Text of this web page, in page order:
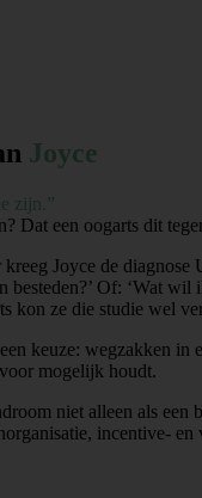
Joyce
zijn.”
Dat een oogarts dit
Joyce de
besteden?’ Of: ‘Wat
kon ze die studie wel
keuze: wegzakken
mogelijk houdt.
niet alleen als
incentive- en